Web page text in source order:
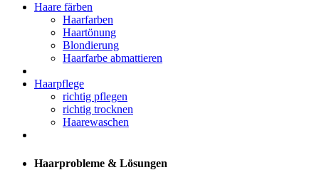
Haare färben
Haarfarben
Haartönung
Blondierung
Haarfarbe abmattieren
Haarpflege
richtig pflegen
richtig trocknen
Haarewaschen
Haarprobleme & Lösungen